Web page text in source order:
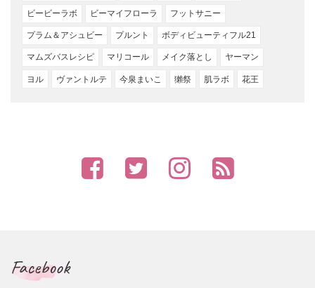
ビービーラボ ビーマイフローラ フットサニー
プラム＆アシュビー プルント ボディビューティフル21
マムズバスレシピ マリコール メイク落とし ヤーマン
ヨル ヴァントルテ 今泉まいこ 獺祭 肌ラボ 花王
Facebook